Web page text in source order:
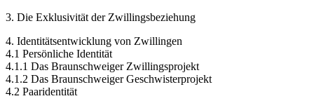
3. Die Exklusivität der Zwillingsbeziehung
4. Identitätsentwicklung von Zwillingen
4.1 Persönliche Identität
4.1.1 Das Braunschweiger Zwillingsprojekt
4.1.2 Das Braunschweiger Geschwisterprojekt
4.2 Paaridentität